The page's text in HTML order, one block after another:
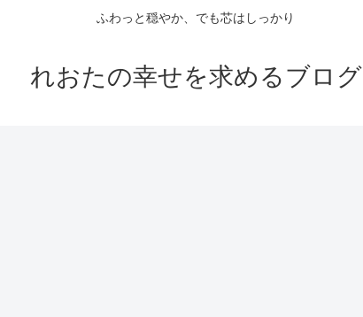
ふわっと穏やか、でも芯はしっかり
れおたの幸せを求めるブログ